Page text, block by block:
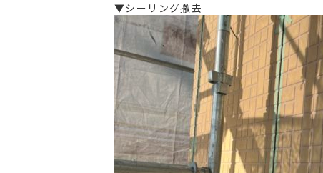
▼シーリング撤去